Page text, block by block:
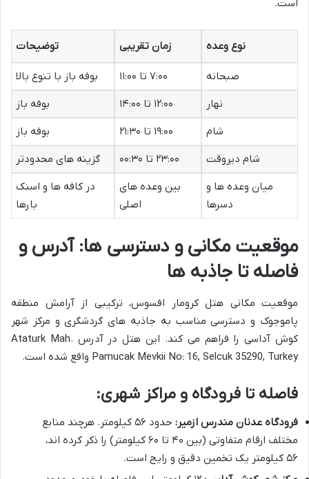
است.
نوع وعده زمان تقریبی توضیحات
صبحانه ۷:۰۰ تا ۱۱:۰۰
بوفه باز با تنوع بالا
نهار
۱۲:۰۰ تا ۱۴:۰۰
بوفه باز
شام
۱۹:۰۰ تا ۲۱:۳۰
بوفه باز
شام دیروقت
۲۳:۰۰ تا ۰۰:۳۰
گزینه های محدودتر
میان وعده ها و
دسرها
بین وعده های
اصلی
در کافه ها و اسنک
بارها
موقعیت مکانی و دسترسی ها: آدرس و
فاصله تا جاذبه ها
موقعیت مکانی هتل کرومار افسوس، ترکیبی از آرامش منطقه
پاموجوک و دسترسی مناسب به جاذبه های گردشگری و مرکز شهر
کوش آداسی را فراهم می کند. این هتل در آدرس Ataturk Mah.
Pamucak Mevkii No: 16, Selcuk 35290, Turkey واقع شده است.
فاصله تا فرودگاه و مراکز شهری:
فرودگاه عدنان مندرس ازمیر:
حدود ۵۶ کیلومتر. هرچند منابع
مختلف ارقام متفاوتی (بین ۴۰ تا ۶۰ کیلومتر) را ذکر کرده اند،
۵۶ کیلومتر یک تخمین دقیق و رایج است.